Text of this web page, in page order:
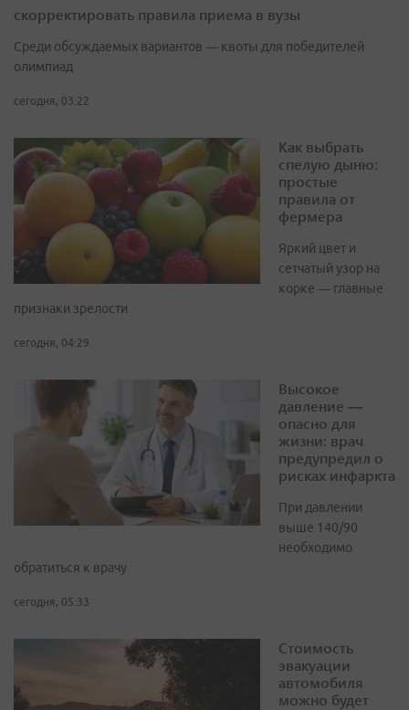
скорректировать правила приема в вузы
Среди обсуждаемых вариантов — квоты для победителей
олимпиад
сегодня, 03:22
Как выбрать
спелую дыню:
простые
правила от
фермера
Яркий цвет и
сетчатый узор на
корке — главные
признаки зрелости
сегодня, 04:29
Высокое
давление —
опасно для
жизни: врач
предупредил о
рисках инфаркта
При давлении
выше 140/90
необходимо
обратиться к врачу
сегодня, 05:33
Стоимость
эвакуации
автомобиля
можно будет